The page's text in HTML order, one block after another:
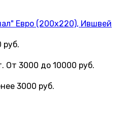
Евро (200х220), Ившвей